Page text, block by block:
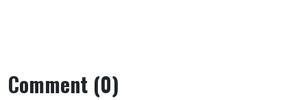
Comment (0)